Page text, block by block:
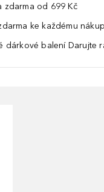
zdarma od 699 Kč
ke každému
dárkové balení Darujte